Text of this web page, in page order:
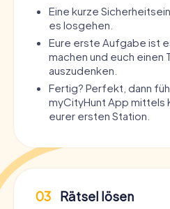
Eine kurze
es losgehen.
Eure erste Aufgabe ist
machen und euch einen
auszudenken.
Fertig? Perfekt, dann
myCityHunt App mittels
eurer ersten Station.
03 Rätsel lösen